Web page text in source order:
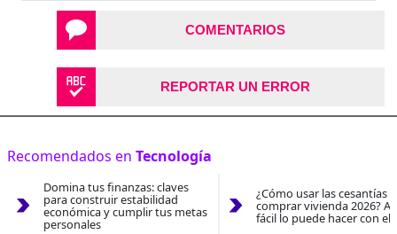
COMENTARIOS
REPORTAR UN ERROR
Recomendados en Tecnología
Domina tus finanzas: claves
para construir estabilidad
económica y cumplir tus metas
personales
¿Cómo usar las cesantías
comprar vivienda 2026?
fácil lo puede hacer con el